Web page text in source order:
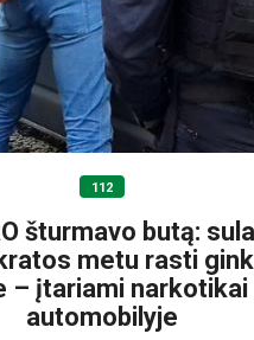
112
šturmavo butą:
metu rasti
– įtariami narkotikai
automobilyje